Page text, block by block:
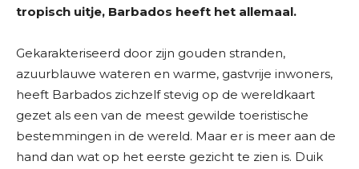
tropisch uitje, Barbados heeft het allemaal.
Gekarakteriseerd door zijn gouden stranden,
azuurblauwe wateren en warme, gastvrije inwoners,
heeft Barbados zichzelf stevig op de wereldkaart
gezet als een van de meest gewilde toeristische
bestemmingen in de wereld. Maar er is meer aan de
hand dan wat op het eerste gezicht te zien is. Duik